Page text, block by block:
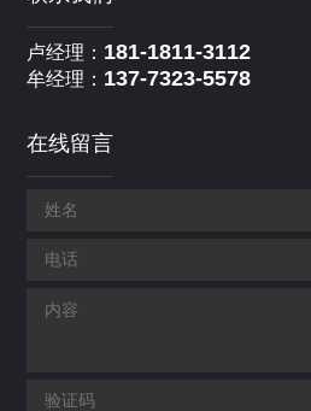
卢经理： 181-1811-3112
牟经理： 137-7323-5578
在线留言